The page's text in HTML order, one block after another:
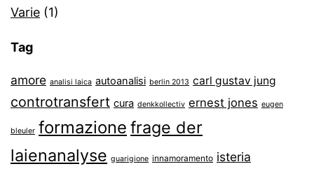
Varie (1)
Tag
amore analisi laica autoanalisi berlin 2013 carl gustav jung
controtransfert cura denkkollectiv ernest jones eugen
bleuler formazione frage der
laienanalyse guarigione innamoramento isteria